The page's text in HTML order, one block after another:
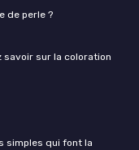
de perle ?
savoir sur la coloration
simples qui font la